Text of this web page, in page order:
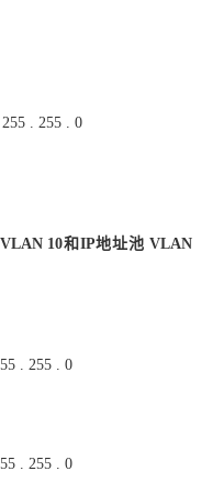
. 255 . 0
10和IP地址池 VLAN
. 255 . 0
. 255 . 0